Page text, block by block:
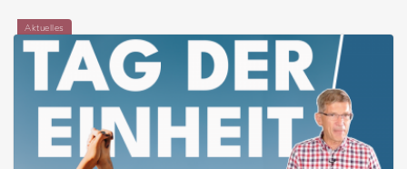
Aktuelles